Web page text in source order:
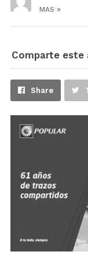
MAS »
Comparte este
Share